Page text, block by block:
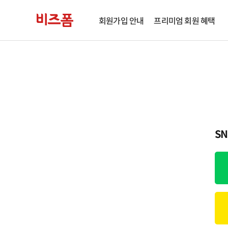
회원가입 안내 프리미엄 회원 혜택